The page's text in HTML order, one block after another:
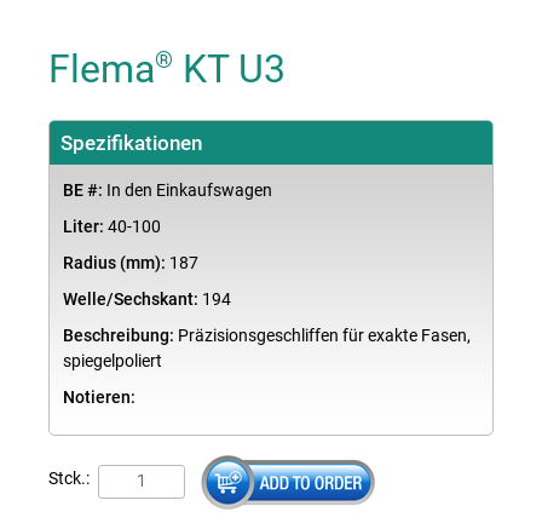
Flema® KT U3
Spezifikationen
BE #: In den Einkaufswagen
Liter: 40-100
Radius (mm): 187
Welle/Sechskant: 194
Beschreibung: Präzisionsgeschliffen für exakte Fasen,
spiegelpoliert
Notieren:
Stck.: